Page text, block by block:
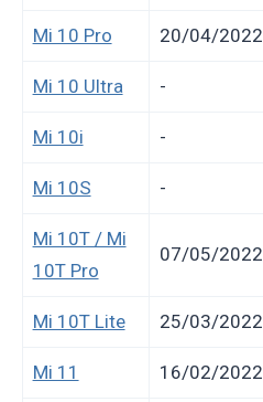
Mi 10 Pro 20/04/2022
Mi 10 Ultra -
Mi 10i -
Mi 10S -
Mi 10T / Mi
10T Pro
07/05/2022
Mi 10T Lite 25/03/2022
Mi 11 16/02/2022